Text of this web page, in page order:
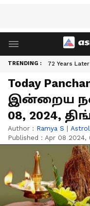
TRENDING : 72 Years
Today
இன்றைய
08, 2024,
Author : Ramya S |
Published : Apr 08 2024,